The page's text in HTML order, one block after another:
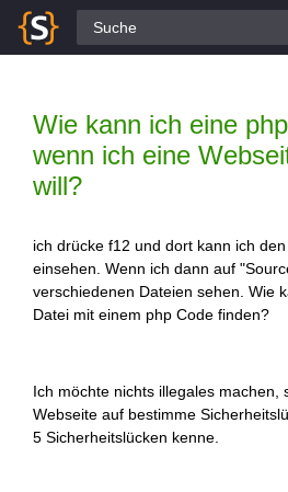
Alle Fragen
Wie kann ich eine
wenn ich eine
will?
ich drücke f12 und dort kann ich
einsehen. Wenn ich dann auf
verschiedenen Dateien sehen. Wie
Datei mit einem php Code finden?
Ich möchte nichts illegales machen,
Webseite auf bestimme
5 Sicherheitslücken kenne.